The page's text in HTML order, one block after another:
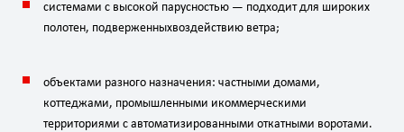
системами с высокой парусностью — подходитдля широких
полотен, подверженныхвоздействию ветра;
объектами разного назначения: частными домами,
коттеджами, промышленными икоммерческими
территориями с автоматизированными откатными воротами.